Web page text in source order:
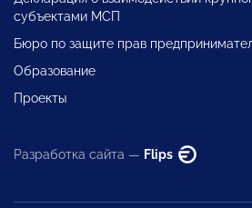
субъектами МСП
Бюро по защите прав
Образование
Проекты
Разработка сайта — Flips